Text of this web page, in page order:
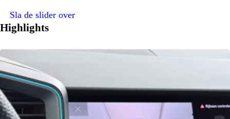
Highlights
Sla de slider over